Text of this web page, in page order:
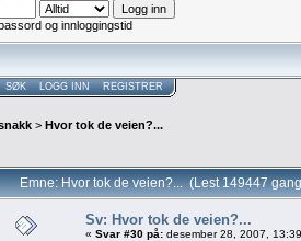
og innloggingstid
SØK LOGG INN REGISTRER
> Hvor tok de veien?...
Emne: Hvor tok de veien?... (Lest 149447
Sv: Hvor tok de veien?...
« Svar #30 på: desember 28, 2007,